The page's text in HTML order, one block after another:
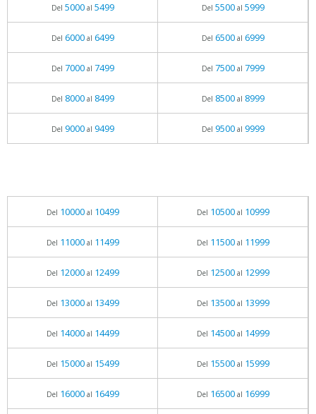
Del 5000al 5499 Del 5500al 5999
Del 6000al 6499 Del 6500al 6999
Del 7000al 7499 Del 7500al 7999
Del 8000al 8499 Del 8500al 8999
Del 9000al 9499 Del 9500al 9999
Del 10000al 10499 Del 10500al 10999
Del 11000al 11499 Del 11500al 11999
Del 12000al 12499 Del 12500al 12999
Del 13000al 13499 Del 13500al 13999
Del 14000al 14499 Del 14500al 14999
Del 15000al 15499 Del 15500al 15999
Del 16000al 16499 Del 16500al 16999